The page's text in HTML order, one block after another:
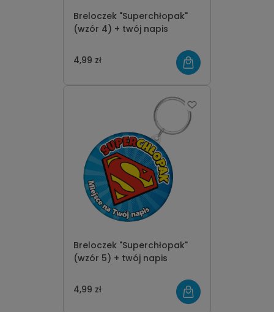
Breloczek "Superchłopak"
(wzór 4) + twój napis
4,99 zł
Breloczek "Superchłopak"
(wzór 5) + twój napis
4,99 zł